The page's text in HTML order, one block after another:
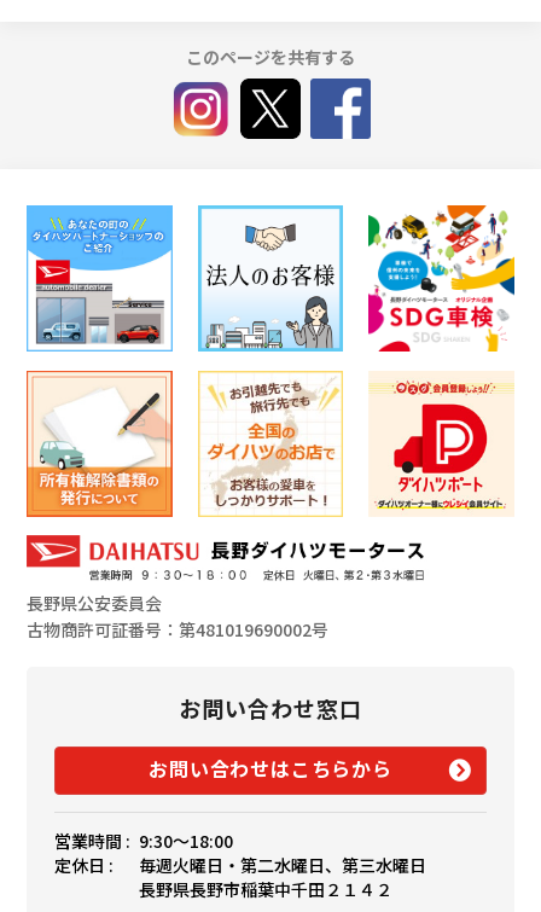
このページを共有する
長野県公安委員会
古物商許可証番号：第481019690002号
お問い合わせ窓口
お問い合わせはこちらから
営業時間 : 9:30〜18:00
定休日 :
毎週火曜日・第二水曜日、第三水曜日
長野県長野市稲葉中千田２１４２